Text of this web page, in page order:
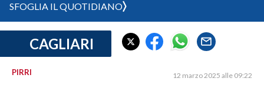
CRONACA SARDEGNA
SFOGLIA IL QUOTIDIANO
CAGLIARI
PIRRI 12 marzo 2025 alle 09:22